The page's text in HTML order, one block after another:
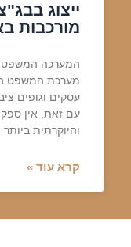
ייצוג
מורכבות
המערכה
מערכת המשפט
עסקים וגופים
עם זאת, אין
והיוקרתית
קרא עוד »